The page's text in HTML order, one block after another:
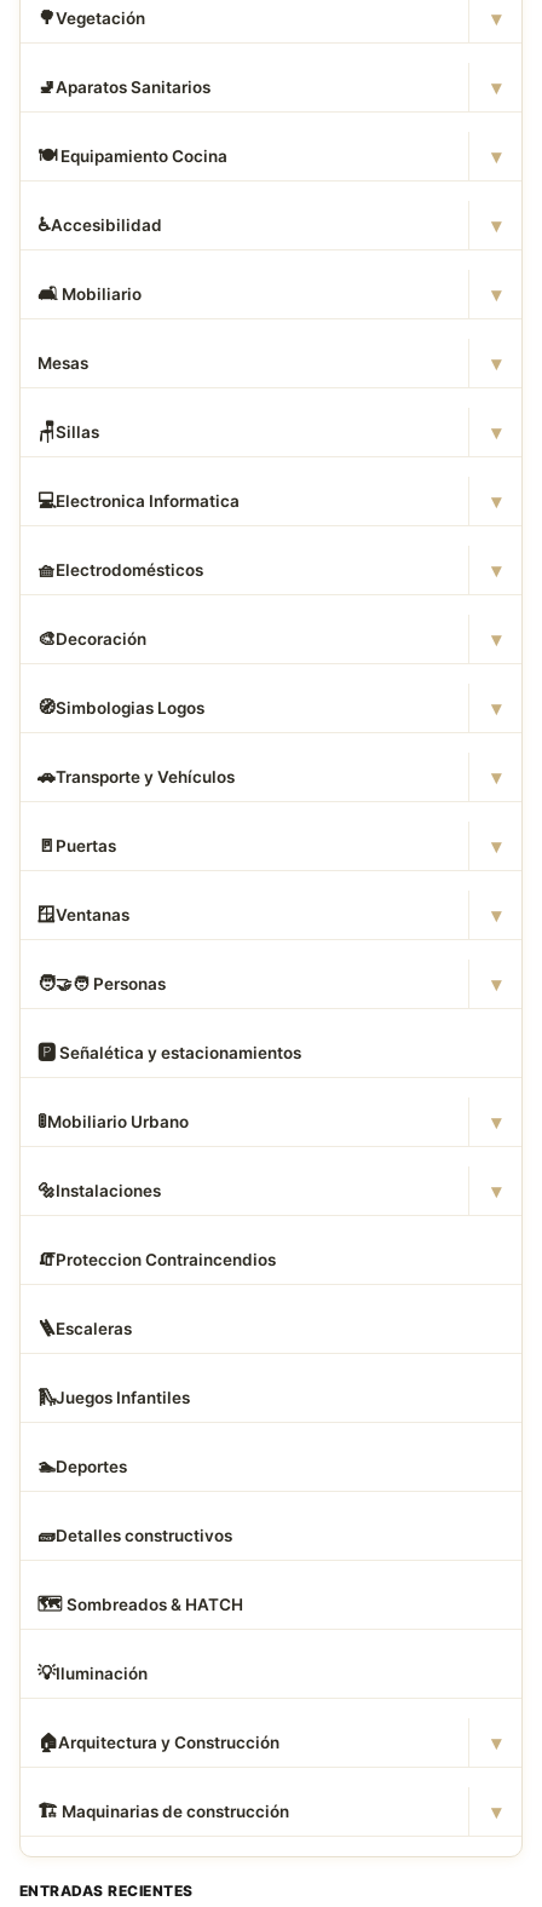
🌳Vegetación ▾
🚽Aparatos Sanitarios ▾
🍽️ Equipamiento Cocina ▾
♿Accesibilidad ▾
🛋 ️ Mobiliario ▾
Mesas ▾
🪑Sillas ▾
💻Electronica Informatica ▾
🧺Electrodomésticos ▾
🎨Decoración ▾
🧭Simbologias Logos ▾
🚗Transporte y Vehículos ▾
🚪 Puertas ▾
🪟Ventanas ▾
🧑‍🤝‍🧑 Personas ▾
🅿️ Señalética y estacionamientos
🚦Mobiliario Urbano ▾
🔩Instalaciones ▾
🧯Proteccion Contraincendios
🪜Escaleras
🛝Juegos Infantiles
🏊Deportes
🧱Detalles constructivos
🗺️ Sombreados & HATCH
💡Iluminación
🏠Arquitectura y Construcción ▾
🏗 ️ Maquinarias de construcción ▾
ENTRADAS RECIENTES